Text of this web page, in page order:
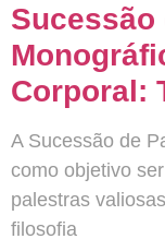
Sucessão
Corporal:
A Sucessão de
como objetivo
palestras
filosofia